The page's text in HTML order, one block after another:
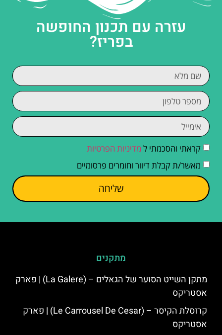
עזרה עם תכנון החופשה
בפריז?
קראתי והסכמתי ל מדיניות הפרטיות
מאשר/ת קבלת דיוור וחומרים פרסומיים
שליחה
מתקנים
מתקן השייט הסוער של הגאלים – (La Galere) | פארק
אסטריקס
קרוסלת הקיסר – (Le Carrousel De Cesar) | פארק
אסטריקס